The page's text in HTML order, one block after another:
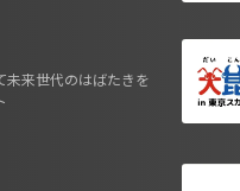
未来世代のはばたきを